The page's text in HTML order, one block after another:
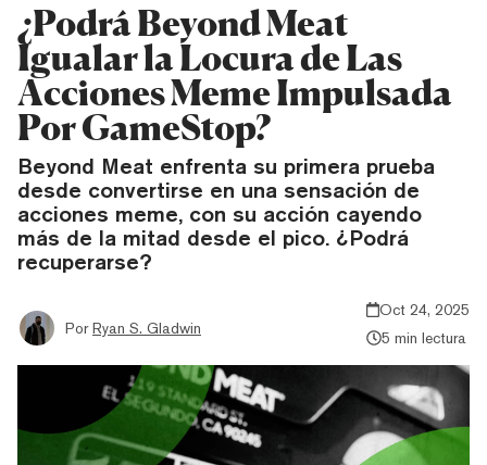
¿Podrá Beyond Meat
Igualar la Locura de Las
Acciones Meme Impulsada
Por GameStop?
Beyond Meat enfrenta su primera prueba
desde convertirse en una sensación de
acciones meme, con su acción cayendo
más de la mitad desde el pico. ¿Podrá
recuperarse?
Por Ryan S. Gladwin
Oct 24, 2025
5 min lectura